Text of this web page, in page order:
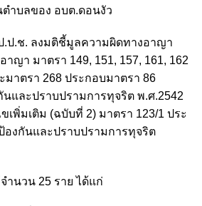
ำบลของ อบต.ดอนงัว
ป.ช. ลงมติชี้มูลความผิดทางอาญา
ญา มาตรา 149, 151, 157, 161, 162
มาตรา 268 ประกอบมาตรา 86
นและปราบปรามการทุจริต พ.ศ.2542
เพิ่มเติม (ฉบับที่ 2) มาตรา 123/1 ประ
องกันและปราบปรามการทุจริต
ำนวน 25 ราย ได้แก่